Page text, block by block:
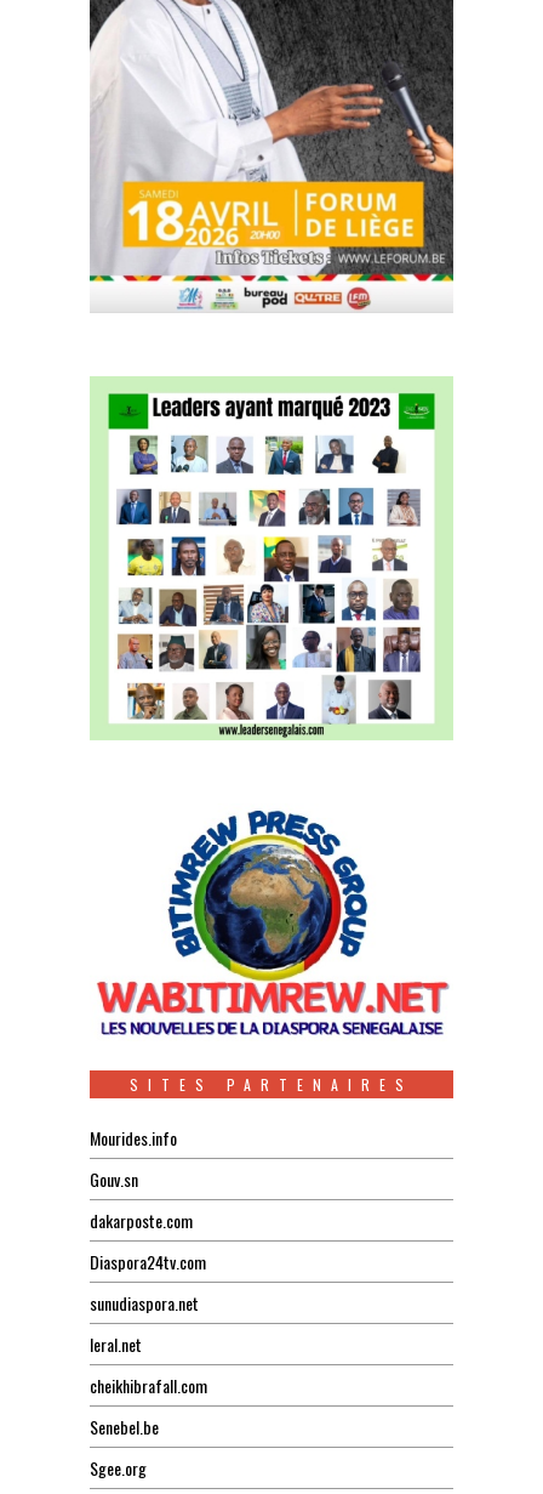
SITES PARTENAIRES
Mourides.info
Gouv.sn
dakarposte.com
Diaspora24tv.com
sunudiaspora.net
leral.net
cheikhibrafall.com
Senebel.be
Sgee.org